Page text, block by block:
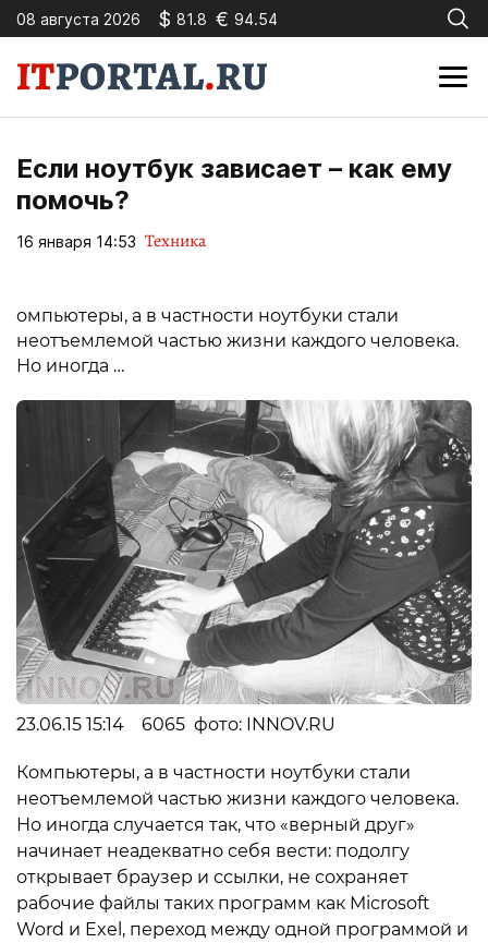
08 августа 2026 $ 81.8 € 94.54
Если ноутбук зависает – как ему
помочь?
16 января 14:53 Техника
омпьютеры, а в частности ноутбуки стали
неотъемлемой частью жизни каждого человека.
Но иногда …
23.06.15 15:14 6065 фото: INNOV.RU
Компьютеры, а в частности ноутбуки стали
неотъемлемой частью жизни каждого человека.
Но иногда случается так, что «верный друг»
начинает неадекватно себя вести: подолгу
открывает браузер и ссылки, не сохраняет
рабочие файлы таких программ как Microsoft
Word и Exel, переход между одной программой и